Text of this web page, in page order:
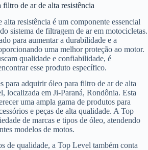
de ar de alta resistência
resistência é um componente essencial
sistema de filtragem de ar em motocicletas.
para aumentar a durabilidade e a
uma melhor proteção ao motor.
qualidade e confiabilidade, é
esse produto específico.
para adquirir óleo para filtro de ar de alta
localizada em Ji-Paraná, Rondônia. Esta
uma ampla gama de produtos para
e peças de alta qualidade. A Top
de marcas e tipos de óleo, atendendo
modelos de motos.
de qualidade, a Top Level também conta